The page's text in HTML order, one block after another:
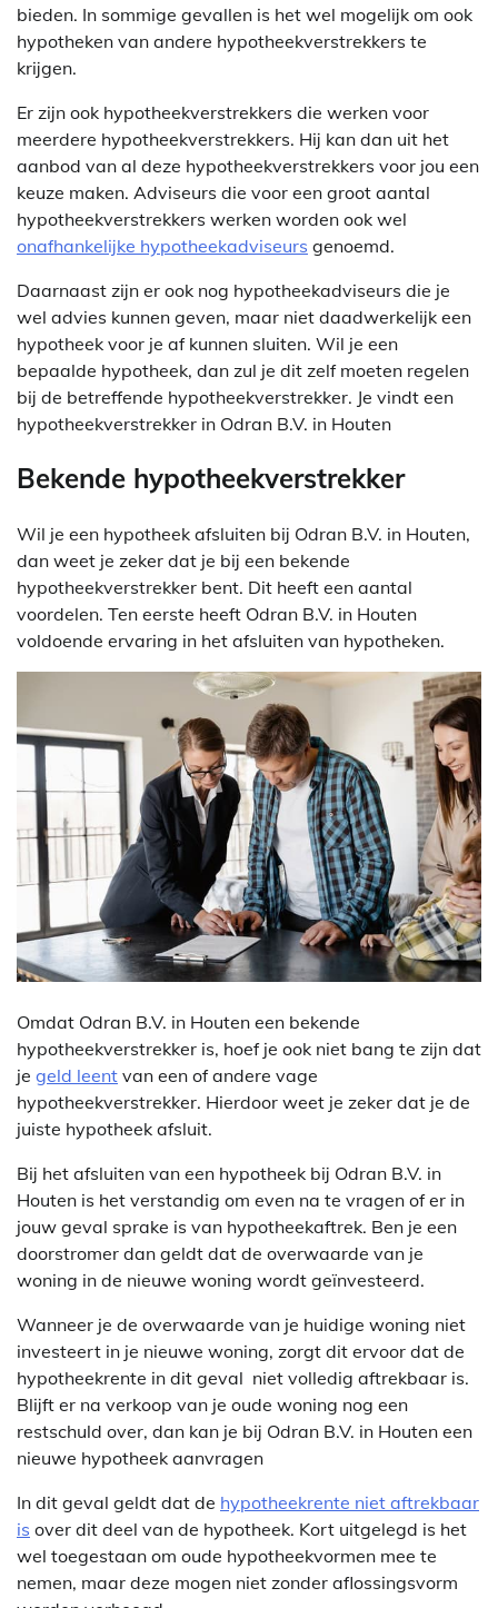
bieden. In sommige gevallen is het wel mogelijk om ook
hypotheken van andere hypotheekverstrekkers te
krijgen.
Er zijn ook hypotheekverstrekkers die werken voor
meerdere hypotheekverstrekkers. Hij kan dan uit het
aanbod van al deze hypotheekverstrekkers voor jou een
keuze maken. Adviseurs die voor een groot aantal
hypotheekverstrekkers werken worden ook wel
onafhankelijke hypotheekadviseurs genoemd.
Daarnaast zijn er ook nog hypotheekadviseurs die je
wel advies kunnen geven, maar niet daadwerkelijk een
hypotheek voor je af kunnen sluiten. Wil je een
bepaalde hypotheek, dan zul je dit zelf moeten regelen
bij de betreffende hypotheekverstrekker. Je vindt een
hypotheekverstrekker in Odran B.V. in Houten
Bekende hypotheekverstrekker
Wil je een hypotheek afsluiten bij Odran B.V. in Houten,
dan weet je zeker dat je bij een bekende
hypotheekverstrekker bent. Dit heeft een aantal
voordelen. Ten eerste heeft Odran B.V. in Houten
voldoende ervaring in het afsluiten van hypotheken.
Omdat Odran B.V. in Houten een bekende
hypotheekverstrekker is, hoef je ook niet bang te zijn dat
je geld leent van een of andere vage
hypotheekverstrekker. Hierdoor weet je zeker dat je de
juiste hypotheek afsluit.
Bij het afsluiten van een hypotheek bij Odran B.V. in
Houten is het verstandig om even na te vragen of er in
jouw geval sprake is van hypotheekaftrek. Ben je een
doorstromer dan geldt dat de overwaarde van je
woning in de nieuwe woning wordt geïnvesteerd.
Wanneer je de overwaarde van je huidige woning niet
investeert in je nieuwe woning, zorgt dit ervoor dat de
hypotheekrente in dit geval niet volledig aftrekbaar is.
Blijft er na verkoop van je oude woning nog een
restschuld over, dan kan je bij Odran B.V. in Houten een
nieuwe hypotheek aanvragen
In dit geval geldt dat de hypotheekrente niet aftrekbaar
is over dit deel van de hypotheek. Kort uitgelegd is het
wel toegestaan om oude hypotheekvormen mee te
nemen, maar deze mogen niet zonder aflossingsvorm